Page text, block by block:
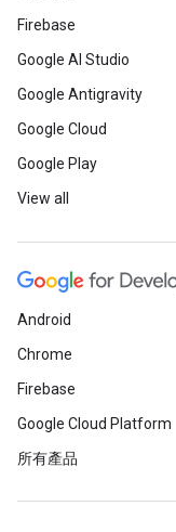
Firebase
Google AI Studio
Google Antigravity
Google Cloud
Google Play
View all
Android
Chrome
Firebase
Google Cloud Platform
所有產品